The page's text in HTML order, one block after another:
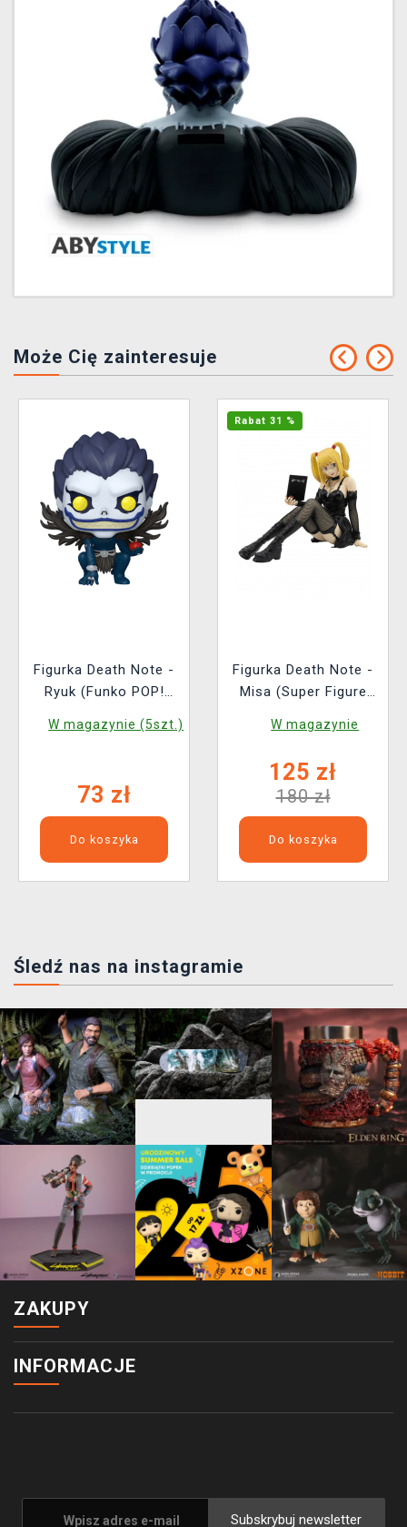
Może Cię zainteresuje
Figurka Death Note -
Ryuk (Funko POP!
W magazynie (5szt.)
73 zł
Do koszyka
Rabat 31 %
Figurka Death Note -
Misa (Super Figure
W magazynie
125 zł
180 zł
Do koszyka
Śledź nas na instagramie
ZAKUPY
INFORMACJE
Subskrybuj newsletter